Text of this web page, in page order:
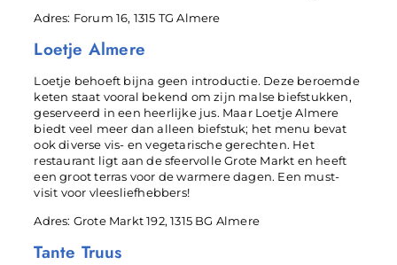
Adres: Forum 16, 1315 TG Almere
Loetje Almere
Loetje behoeft bijna geen introductie. Deze beroemde
keten staat vooral bekend om zijn malse biefstukken,
geserveerd in een heerlijke jus. Maar Loetje Almere
biedt veel meer dan alleen biefstuk; het menu bevat
ook diverse vis- en vegetarische gerechten. Het
restaurant ligt aan de sfeervolle Grote Markt en heeft
een groot terras voor de warmere dagen. Een must-
visit voor vleesliefhebbers!
Adres: Grote Markt 192, 1315 BG Almere
Tante Truus